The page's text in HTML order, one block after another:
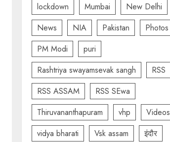
lockdown
Mumbai
New Delhi
News
NIA Pakistan
Photos
PM Modi
puri
Rashtriya swayamsevak sangh
RSS
RSS ASSAM
RSS SEwa
Thiruvananthapuram
vhp
Videos
vidya bharati
Vsk assam
इंदौर